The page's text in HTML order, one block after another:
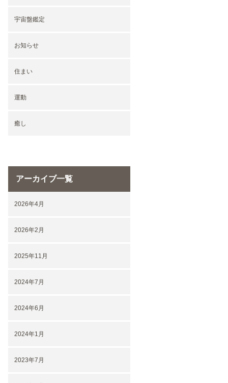
宇宙盤鑑定
お知らせ
住まい
運動
癒し
アーカイブ一覧
2026年4月
2026年2月
2025年11月
2024年7月
2024年6月
2024年1月
2023年7月